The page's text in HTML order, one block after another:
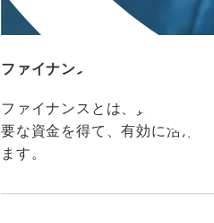
ファイナンス
ファイナンスとは、資金の調
要な資金を得て、有効に活用
ます。